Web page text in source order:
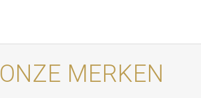
ONZE MERKEN